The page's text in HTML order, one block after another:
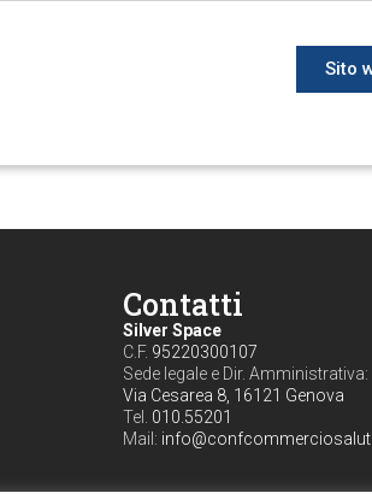
Sito
Contatti
Silver Space
C.F. 95220300107
Sede legale e Dir. Amministrativa:
Via Cesarea 8, 16121 Genova
Tel. 010.55201
Mail: